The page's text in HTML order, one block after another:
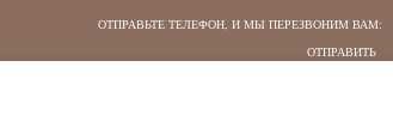
ОТПРАВЬТЕ ТЕЛЕФОН, И МЫ ПЕРЕЗВОНИМ ВАМ: